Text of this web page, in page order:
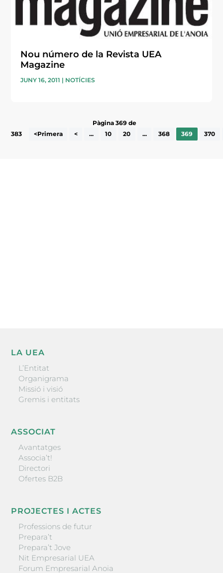
Nou número de la Revista UEA
Magazine
JUNY 16, 2011 | NOTÍCIES
Pàgina 369 de
383
<Primera < ... 10 20 ... 368 369 370
LA UEA
L’Entitat
Organigrama
Missió i visió
Gremis i entitats
ASSOCIAT
Avantatges
Associa’t!
Directori
Ofertes B2B
PROJECTES I ACTES
Professions de futur
Prepara’t
Prepara’t Jove
Nit Empresarial UEA
Forum Empresarial Anoia